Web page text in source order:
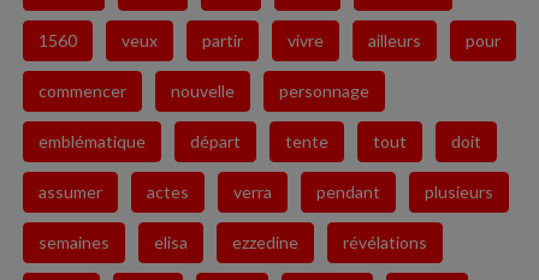
1560 veux partir vivre ailleurs pour
commencer nouvelle personnage
emblématique départ tente tout doit
assumer actes verra pendant plusieurs
semaines elisa ezzedine révélations